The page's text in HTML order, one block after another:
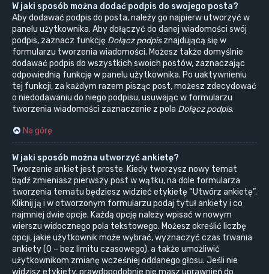
W jaki sposób można dodać podpis do swojego posta?
Aby dodawać podpis do posta, należy go najpierw utworzyć w
panelu użytkownika. Aby dołączyć do danej wiadomości swój
podpis, zaznacz funkcję Dołącz podpisznajdującą się w
formularzu tworzenia wiadomości. Możesz także domyślnie
dodawać podpis do wszystkich swoich postów, zaznaczając
odpowiednią funkcję w panelu użytkownika. Po uaktywnieniu
tej funkcji, za każdym razem pisząc post, możesz zdecydować
o niedodawaniu do niego podpisu, usuwając w formularzu
tworzenia wiadomości zaznaczenie z pola Dołącz podpis.
Na górę
W jaki sposób można utworzyć ankietę?
Tworzenie ankiet jest proste. Kiedy tworzysz nowy temat
bądź zmieniasz pierwszy post w wątku, na dole formularza
tworzenia tematu będziesz widzieć etykietę “Utwórz ankietę”.
Kliknij ją i w otworzonym formularzu podaj tytuł ankiety i co
najmniej dwie opcje. Każdą opcję należy wpisać w nowym
wierszu widocznego pola tekstowego. Możesz określić liczbę
opcji, jakie użytkownik może wybrać, wyznaczyć czas trwania
ankiety (0 – bez limitu czasowego), a także umożliwić
użytkownikom zmianę wcześniej oddanego głosu. Jeśli nie
widzisz etykiety, prawdopodobnie nie masz uprawnień do